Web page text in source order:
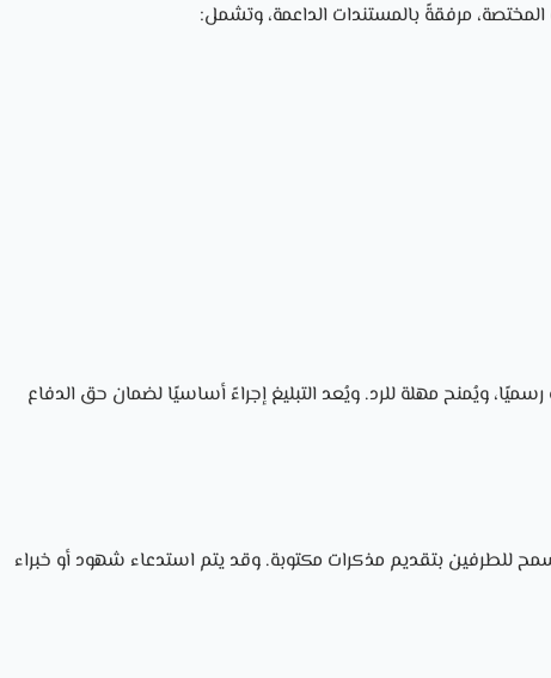
المختصة، مرفقةً بالمستندات الداعمة، وتشمل:
ويُمنح مهلة للرد. ويُعد التبليغ إجراءً أساسيًا لضمان حق الدفاع
للطرفين بتقديم مذكرات مكتوبة. وقد يتم استدعاء شهود أو خبراء